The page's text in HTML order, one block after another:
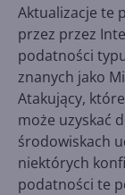
Aktualizacje te
przez przez
podatności
znanych jako
Atakujący,
może uzyskać
środowiskach
niektórych
podatności te